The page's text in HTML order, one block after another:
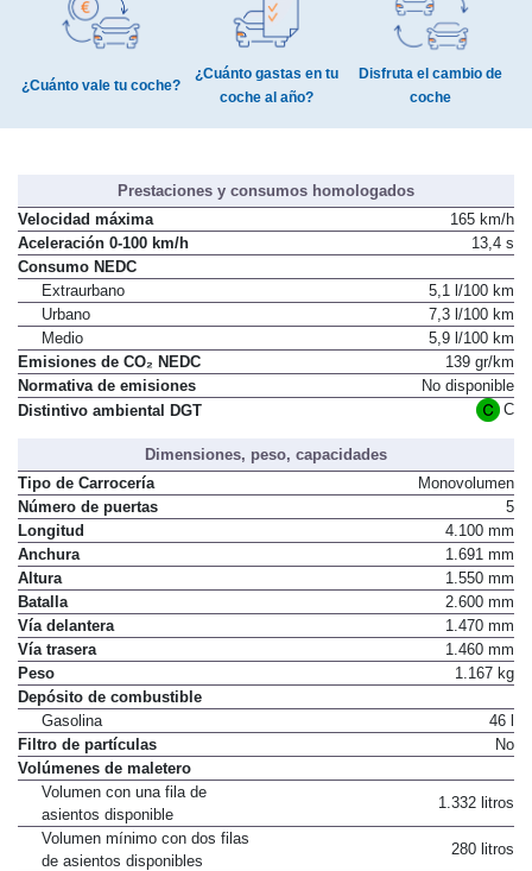
¿Cuánto vale tu coche?
¿Cuánto gastas en tu
coche al año?
Disfruta el cambio de
coche
Prestaciones y consumos homologados
Velocidad máxima
165 km/h
Aceleración 0-100 km/h
13,4 s
Consumo NEDC
Extraurbano
5,1 l/100 km
Urbano
7,3 l/100 km
Medio
5,9 l/100 km
Emisiones de CO₂ NEDC
139 gr/km
Normativa de emisiones
No disponible
Distintivo ambiental DGT
C
Dimensiones, peso, capacidades
Tipo de Carrocería
Monovolumen
Número de puertas
5
Longitud
4.100 mm
Anchura
1.691 mm
Altura
1.550 mm
Batalla
2.600 mm
Vía delantera
1.470 mm
Vía trasera
1.460 mm
Peso
1.167 kg
Depósito de combustible
Gasolina
46 l
Filtro de partículas
No
Volúmenes de maletero
Volumen con una fila de
asientos disponible
1.332 litros
Volumen mínimo con dos filas
de asientos disponibles
280 litros